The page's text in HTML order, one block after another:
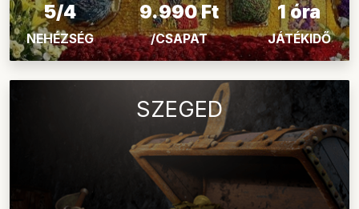
5/4
NEHÉZSÉG
9.990 Ft
/CSAPAT
1 óra
JÁTÉKIDŐ
SZEGED